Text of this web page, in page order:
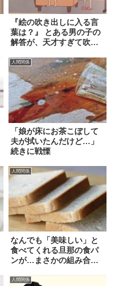
『絵の吹き出しに入る言
葉は？』 とある男の子の
解答が、天才すぎて吹い
人間関係
「娘が床にお茶こぼして
夫が拭いたんだけど…」
続きに戦慄
人間関係
なんでも「美味しい」と
食べてくれる旦那の食パ
ンが…まさかの組み合わ
人間関係